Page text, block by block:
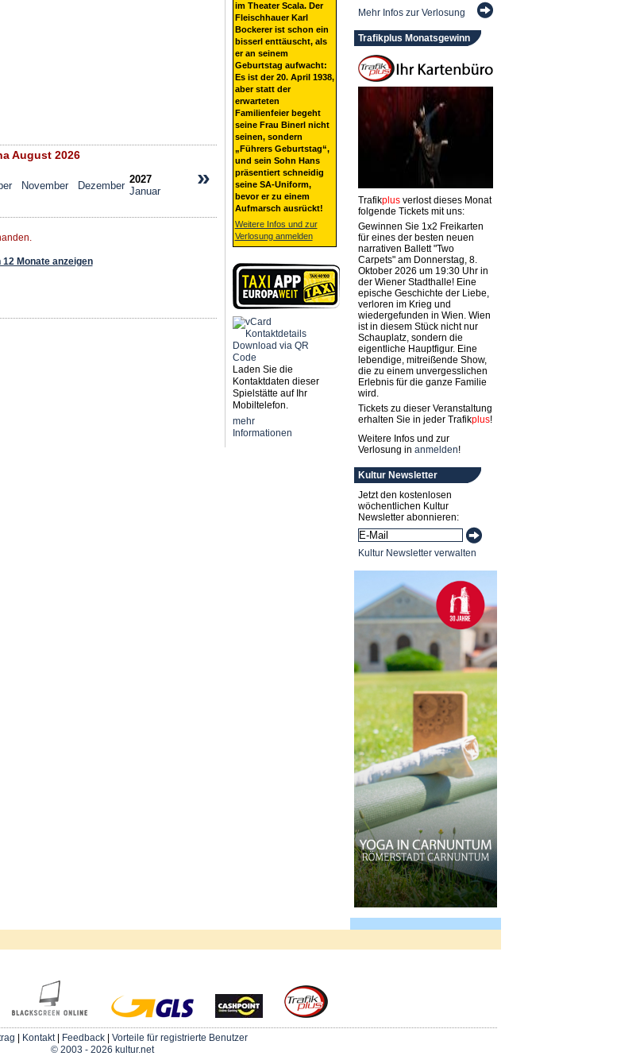
August 2026
»
November Dezember
2027
Januar
Monate anzeigen
im Theater Scala. Der
Fleischhauer Karl
Bockerer ist schon ein
bisserl enttäuscht, als
er an seinem
Geburtstag aufwacht:
Es ist der 20. April 1938,
aber statt der
erwarteten
Familienfeier begeht
seine Frau Binerl nicht
seinen, sondern
„Führers Geburtstag“,
und sein Sohn Hans
präsentiert schneidig
seine SA-Uniform,
bevor er zu einem
Aufmarsch ausrückt!
Weitere Infos und zur
Verlosung anmelden
Laden Sie die
Kontaktdaten dieser
Spielstätte auf Ihr
Mobiltelefon.
mehr
Informationen
Mehr Infos zur Verlosung
Trafikplus Monatsgewinn
Trafikplusverlost dieses Monat
folgende Tickets mit uns:
Gewinnen Sie 1x2 Freikarten
für eines der besten neuen
narrativen Ballett "Two
Carpets" am Donnerstag, 8.
Oktober 2026 um 19:30 Uhr in
der Wiener Stadthalle! Eine
epische Geschichte der Liebe,
verloren im Krieg und
wiedergefunden in Wien. Wien
ist in diesem Stück nicht nur
Schauplatz, sondern die
eigentliche Hauptfigur. Eine
lebendige, mitreißende Show,
die zu einem unvergesslichen
Erlebnis für die ganze Familie
wird.
Tickets zu dieser Veranstaltung
erhalten Sie in jeder Trafikplus!
Weitere Infos und zur
Verlosung in anmelden!
Kultur Newsletter
Jetzt den kostenlosen
wöchentlichen Kultur
Newsletter abonnieren:
Kultur Newsletter verwalten
Kontakt| Feedback| Vorteile für registrierte Benutzer
© 2003 - 2026 kultur.net